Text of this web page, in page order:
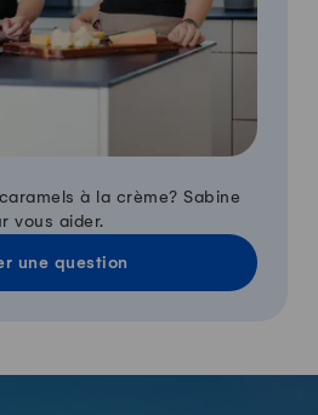
à la crème? Sabine
vous aider.
une question